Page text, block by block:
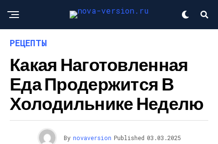
РЕЦЕПТЫ
Какая Наготовленная
Еда Продержится В
Холодильнике Неделю
By novaversion Published 03.03.2025